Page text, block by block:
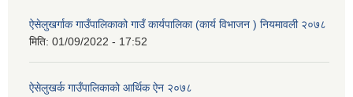
ऐसेलुखर्गाक गाउँपालिकाको गाउँ कार्यपालिका (कार्य विभाजन ) नियमावली २०७८
मिति: 01/09/2022 - 17:52
ऐसेलुखर्क गाउँपालिकाको आर्थिक ऐन २०७८